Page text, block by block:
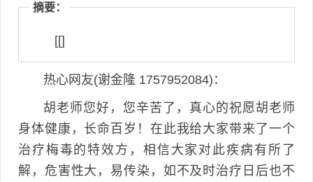
摘要：
[[]
热心网友(谢金隆 1757952084)：
胡老师您好，您辛苦了，真心的祝愿胡老师
身体健康，长命百岁！在此我给大家带来了一个
治疗梅毒的特效方，相信大家对此疾病有所了
解，危害性大，易传染，如不及时治疗日后也不